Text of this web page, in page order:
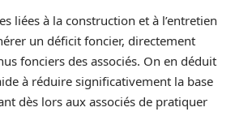
liées à la construction et à l’entretien
un déficit foncier, directement
fonciers des associés. On en déduit
à réduire significativement la base
dès lors aux associés de pratiquer